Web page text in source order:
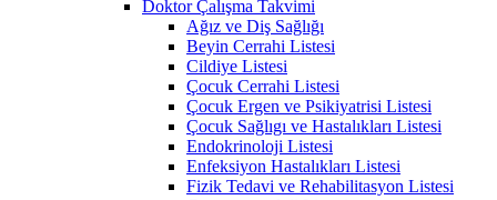
Doktor Çalışma Takvimi
Ağız ve Diş Sağlığı
Beyin Cerrahi Listesi
Cildiye Listesi
Çocuk Cerrahi Listesi
Çocuk Ergen ve Psikiyatrisi Listesi
Çocuk Sağlıgı ve Hastalıkları Listesi
Endokrinoloji Listesi
Enfeksiyon Hastalıkları Listesi
Fizik Tedavi ve Rehabilitasyon Listesi